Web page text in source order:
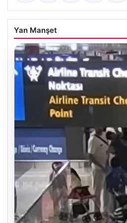
Yan Manşet